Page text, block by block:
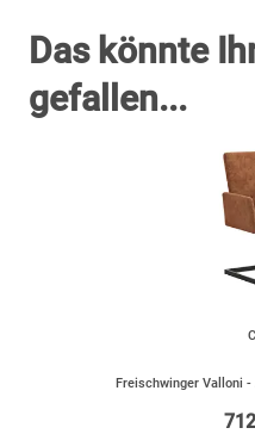
Das könnte
gefallen...
Freischwinger Valloni